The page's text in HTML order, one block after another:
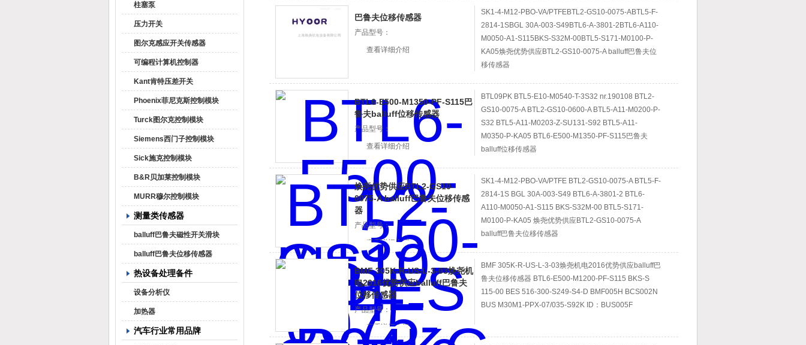
柱塞泵
压力开关
图尔克感应开关传感器
可编程计算机控制器
Kant肯特压差开关
Phoenix菲尼克斯控制模块
Turck图尔克控制模块
Siemens西门子控制模块
Sick施克控制模块
B&R贝加莱控制模块
MURR穆尔控制模块
测量类传感器
balluff巴鲁夫磁性开关滑块
balluff巴鲁夫位移传感器
热设备处理备件
设备分析仪
加热器
汽车行业常用品牌
巴鲁夫位移传感器
产品型号：
查看详细介绍
SK1-4-M12-PBO-VA/PTFEBTL2-GS10-0075-ABTL5-F-
2814-1SBGL 30A-003-S49BTL6-A-3801-2BTL6-A110-
M0050-A1-S115BKS-S32M-00BTL5-S171-M0100-P-
KA05焕尧优势供应BTL2-GS10-0075-A balluff巴鲁夫位
移传感器
BTL6-E500-M1350-PF-S115巴
鲁夫balluff位移传感器
产品型号：
查看详细介绍
BTL09PK BTL5-E10-M0540-T-3S32 nr.190108 BTL2-
GS10-0075-A BTL2-GS10-0600-A BTL5-A11-M0200-P-
S32 BTL5-A11-M0203-Z-SU131-S92 BTL5-A11-
M0350-P-KA05 BTL6-E500-M1350-PF-S115巴鲁夫
balluff位移传感器
焕尧优势供应BTL2-GS10-
0075-A balluff巴鲁夫位移传感
器
产品型号：
查看详细介绍
SK1-4-M12-PBO-VA/PTFE BTL2-GS10-0075-A BTL5-F-
2814-1S BGL 30A-003-S49 BTL6-A-3801-2 BTL6-
A110-M0050-A1-S115 BKS-S32M-00 BTL5-S171-
M0100-P-KA05 焕尧优势供应BTL2-GS10-0075-A
balluff巴鲁夫位移传感器
BMF 305K-R-US-L-3-03焕尧机
电2016优势供应balluff巴鲁夫
位移传感器
产品型号：
查看详细介绍
BMF 305K-R-US-L-3-03焕尧机电2016优势供应balluff巴
鲁夫位移传感器 BTL6-E500-M1200-PF-S115 BKS-S
115-00 BES 516-300-S249-S4-D BMF005H BCS002N
BUS M30M1-PPX-07/035-S92K ID：BUS005F